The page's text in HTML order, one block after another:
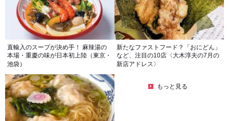
直輸入のスープが決め手！ 麻辣湯の
本場・重慶の味が日本初上陸（東京・
池袋）
新たなファストフード？「おにどん」
など、注目の10店〈大木淳夫の7月の
新店アドレス〉
もっと見る